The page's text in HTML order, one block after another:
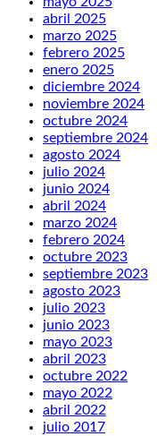
abril 2025
marzo 2025
febrero 2025
enero 2025
diciembre 2024
noviembre 2024
octubre 2024
septiembre 2024
agosto 2024
julio 2024
junio 2024
abril 2024
marzo 2024
febrero 2024
octubre 2023
septiembre 2023
agosto 2023
julio 2023
junio 2023
mayo 2023
abril 2023
octubre 2022
mayo 2022
abril 2022
julio 2017